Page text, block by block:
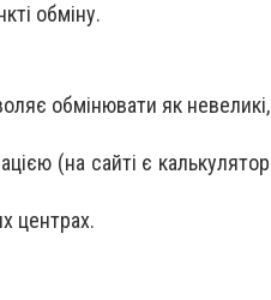
обміну.
обмінювати як невеликі,
(на сайті є калькулятор
центрах.